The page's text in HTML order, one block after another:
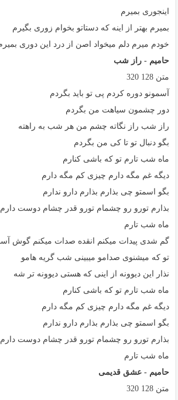
اینجوری بمیرم
بمیرم بهتر از اینه که دستاتو بخوام زوری بگیرم
خودم میرم دلم میخواد اصن از درد این دوری
حامیم - راز شب
متن 128
320
آسمونو دوره کردم پی تو باید بگردم
دور چشمون سیاهت من بگردم
راز شب راز نگاته چشم من هر شب به راهته
بگو دنبال تو تا کی من بگردم
ماه شب تارم تو که باشی کنارم
دیگه غم مگه دارم چیزی کم مگه دارم
بگو اسمتو چی بذارم بذارم دارو ندارم
بذارم تورو رو چشمام تورو قدر چشام دوست دارم
ماه شب تارم
گم شدی پیدات میکنم انقده صدات میکنم گوش
تو که میشنوی صدامو میبینی شب گریه هامو
نذار این دیوونه از اینی که هستی دیوونه تر شه
ماه شب تارم تو که باشی کنارم
دیگه غم مگه دارم چیزی کم مگه دارم
بگو اسمتو چی بذارم بذارم دارو ندارم
بذارم تورو رو چشمام تورو قدر چشام دوست دارم
ماه شب تارم
حامیم - عشق قدیمی
متن 128
320